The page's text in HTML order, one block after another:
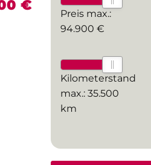
€
Preis max.:
94.900 €
Kilometerstand
max.: 35.500
km